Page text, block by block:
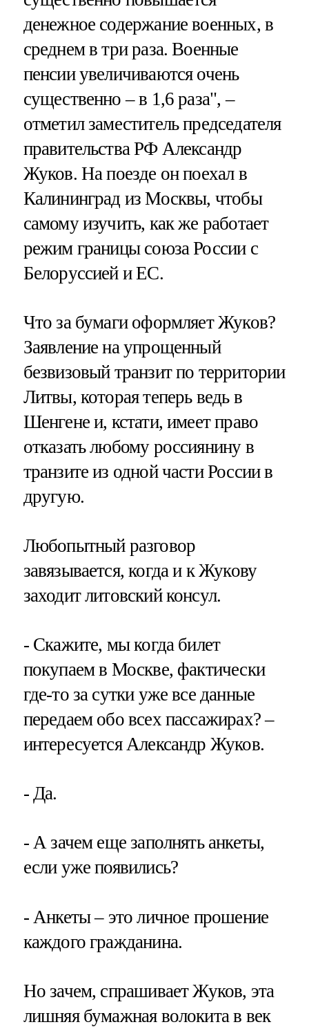
денежное содержание военных, в
среднем в три раза. Военные
пенсии увеличиваются очень
существенно – в 1,6 раза", –
отметил заместитель председателя
правительства РФ Александр
Жуков. На поезде он поехал в
Калининград из Москвы, чтобы
самому изучить, как же работает
режим границы союза России с
Белоруссией и ЕС.
Что за бумаги оформляет Жуков?
Заявление на упрощенный
безвизовый транзит по территории
Литвы, которая теперь ведь в
Шенгене и, кстати, имеет право
отказать любому россиянину в
транзите из одной части России в
другую.
Любопытный разговор
завязывается, когда и к Жукову
заходит литовский консул.
- Скажите, мы когда билет
покупаем в Москве, фактически
где-то за сутки уже все данные
передаем обо всех пассажирах? –
интересуется Александр Жуков.
- Да.
- А зачем еще заполнять анкеты,
если уже появились?
- Анкеты – это личное прошение
каждого гражданина.
Но зачем, спрашивает Жуков, эта
лишняя бумажная волокита в век